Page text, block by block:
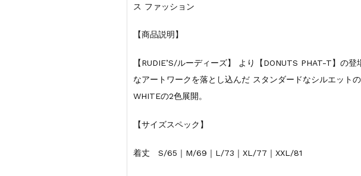
ス ファッション
【商品説明】
【RUDIE’S/ルーディーズ】 より【DONUTS PHAT-T】の
なアートワークを落とし込んだ スタンダードなシルエット
WHITEの2色展開。
【サイズスペック】
着丈 S/65｜M/69｜L/73｜XL/77｜XXL/81